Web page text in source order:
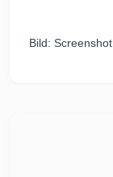
Bild: Screenshot